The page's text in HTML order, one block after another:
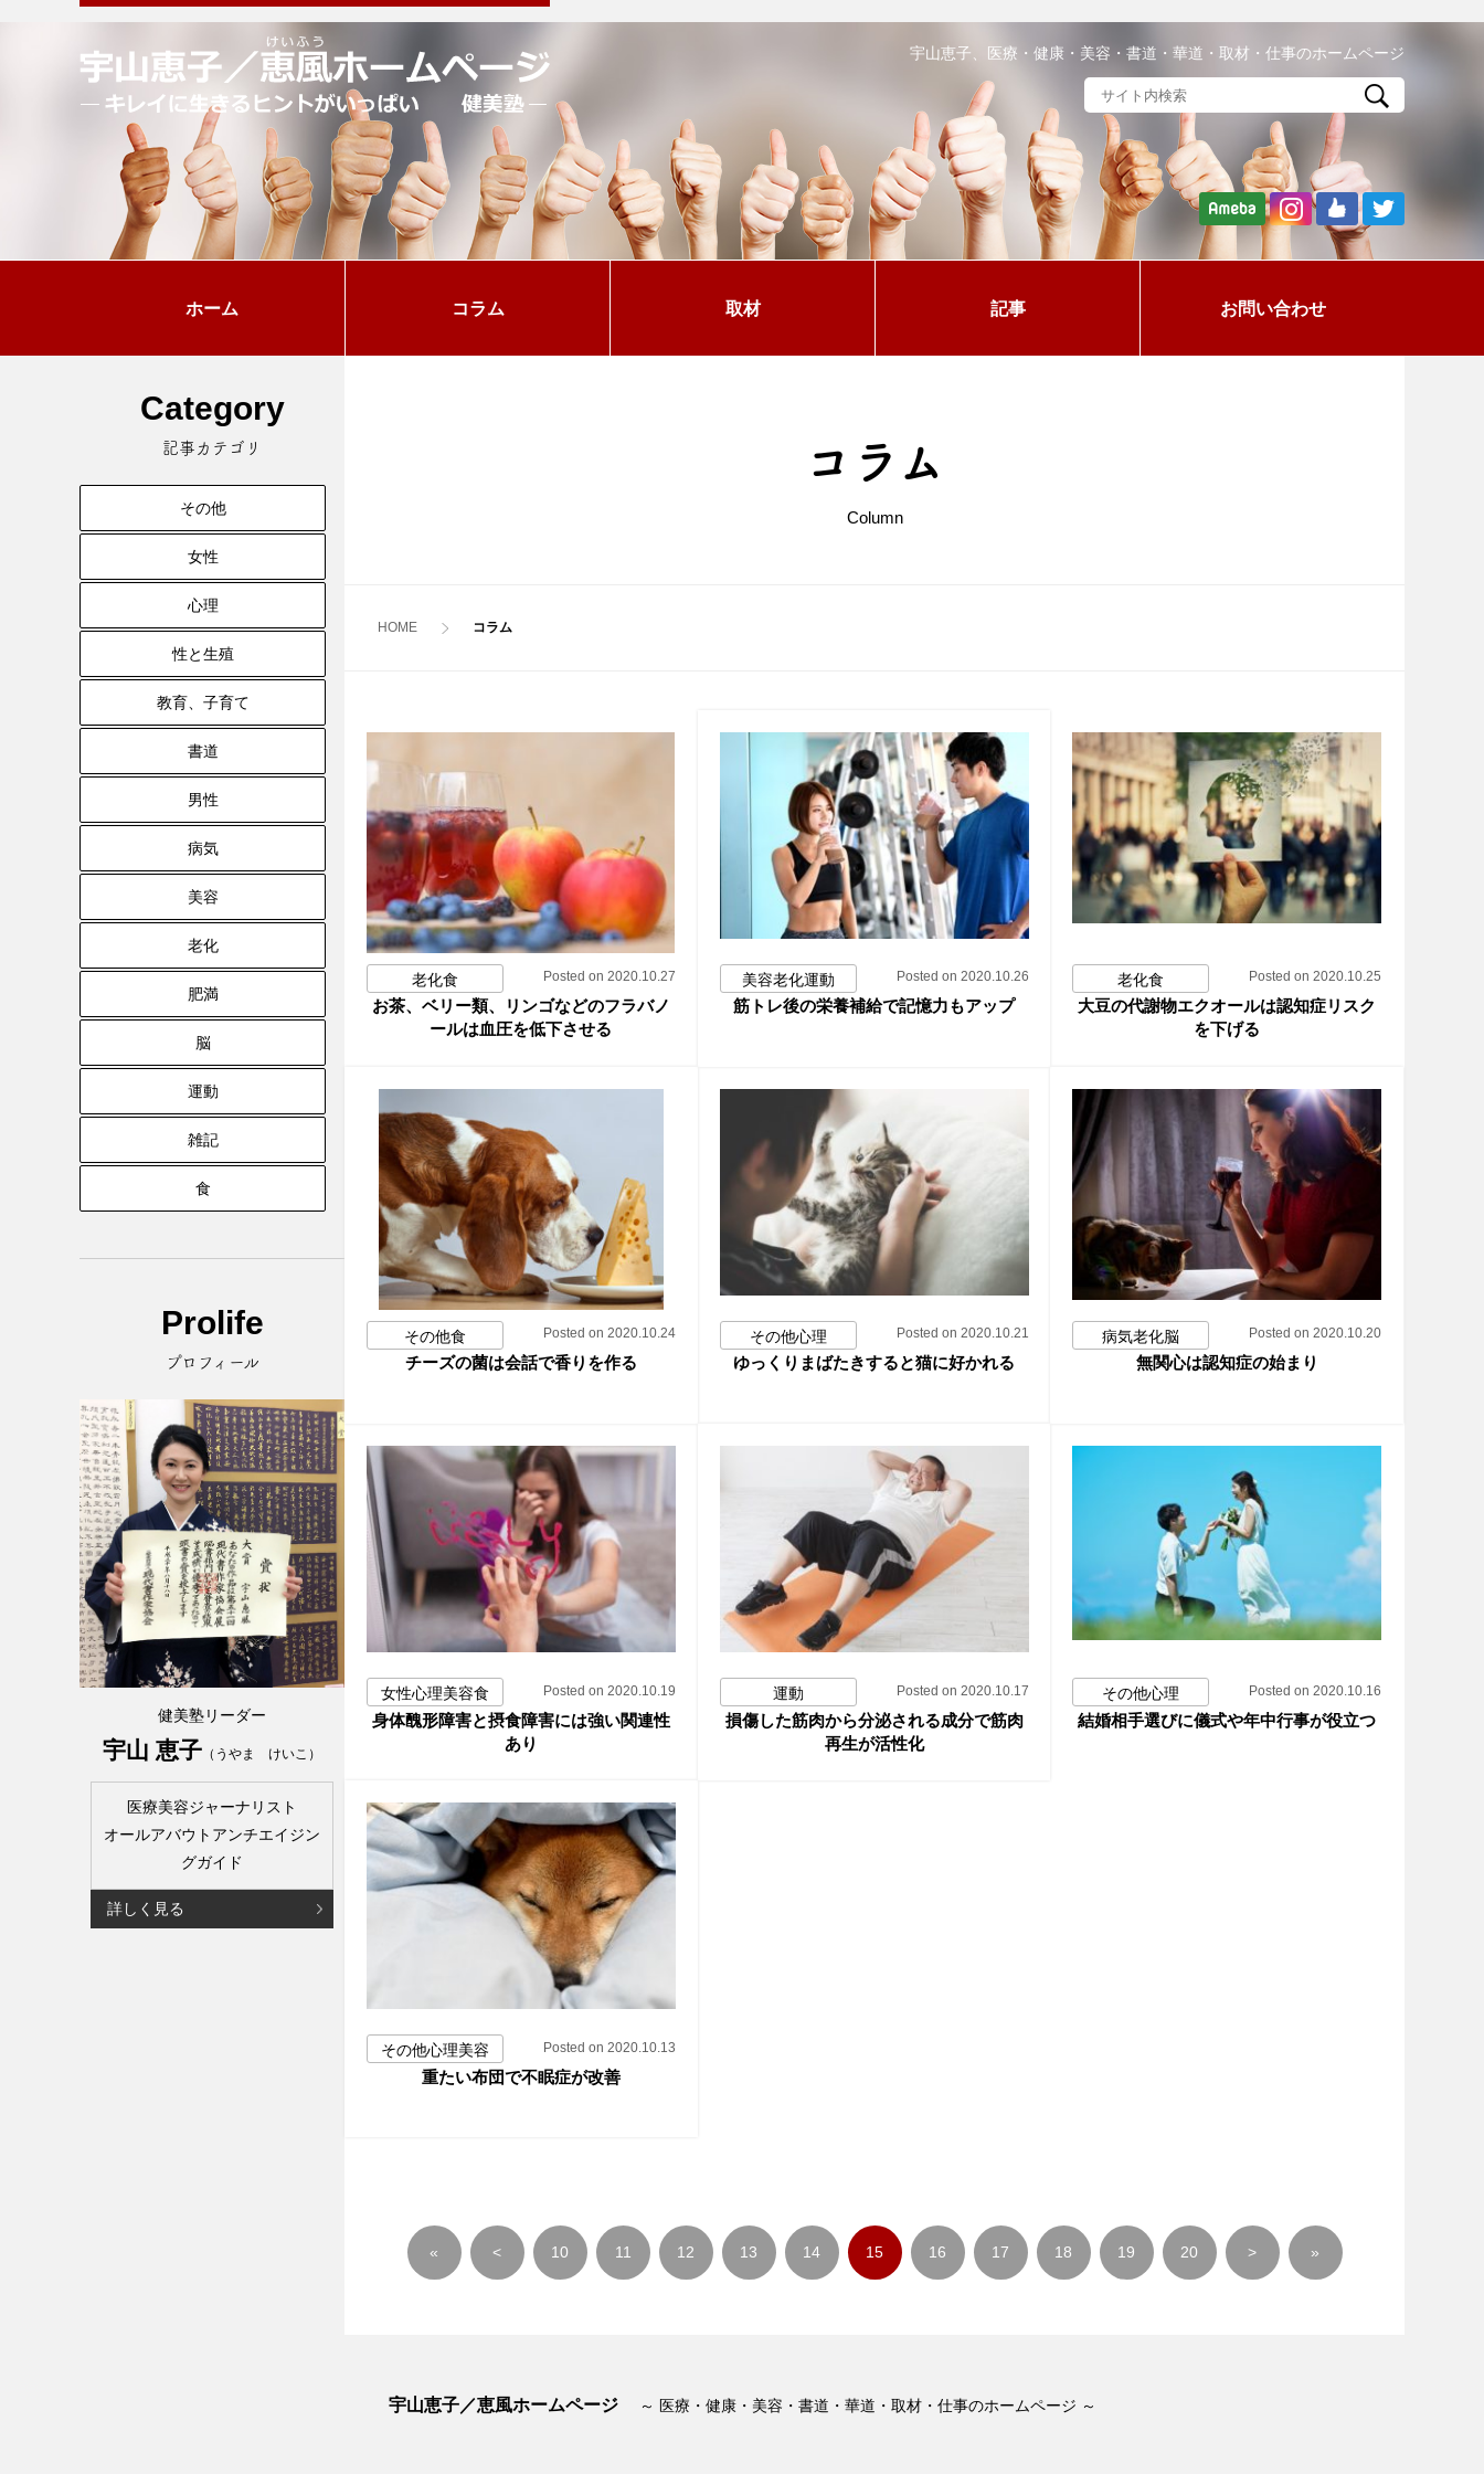
宇山恵子、医療・健康・美容・書道・華道・取材・仕事のホームページ
ホーム コラム 取材 記事 お問い合わせ
Category
記事カテゴリ
その他
女性
心理
性と生殖
教育、子育て
書道
男性
病気
美容
老化
肥満
脳
運動
雑記
食
Prolife
プロフィール
健美塾リーダー
宇山 恵子 （うやま けいこ）
医療美容ジャーナリスト
オールアバウトアンチエイジン
グガイド
詳しく見る
コラム
Column
HOME コラム
老化食 Posted on 2020.10.27
お茶、ベリー類、リンゴなどのフラバノ
ールは血圧を低下させる
美容老化運動 Posted on 2020.10.26
筋トレ後の栄養補給で記憶力もアップ
老化食 Posted on 2020.10.25
大豆の代謝物エクオールは認知症リスク
を下げる
その他食 Posted on 2020.10.24
チーズの菌は会話で香りを作る
その他心理 Posted on 2020.10.21
ゆっくりまばたきすると猫に好かれる
病気老化脳 Posted on 2020.10.20
無関心は認知症の始まり
女性心理美容食 Posted on 2020.10.19
身体醜形障害と摂食障害には強い関連性
あり
運動 Posted on 2020.10.17
損傷した筋肉から分泌される成分で筋肉
再生が活性化
その他心理 Posted on 2020.10.16
結婚相手選びに儀式や年中行事が役立つ
その他心理美容 Posted on 2020.10.13
重たい布団で不眠症が改善
« < 10 11 12 13 14 15 16 17 18 19 20 > »
宇山恵子／恵風ホームページ ～ 医療・健康・美容・書道・華道・取材・仕事のホームページ ～